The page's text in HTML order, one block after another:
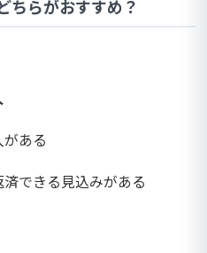
ちらがおすすめ？
ある
できる見込みがある